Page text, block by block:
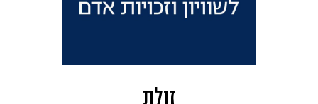
אמונה בכנותן של המילים "אשמור אותם
בפרקטיקות דכאניות הפוגעות בשיוויון